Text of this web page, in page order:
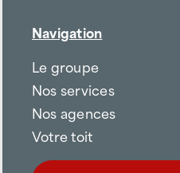
Navigation
Le groupe
Nos services
Nos agences
Votre toit